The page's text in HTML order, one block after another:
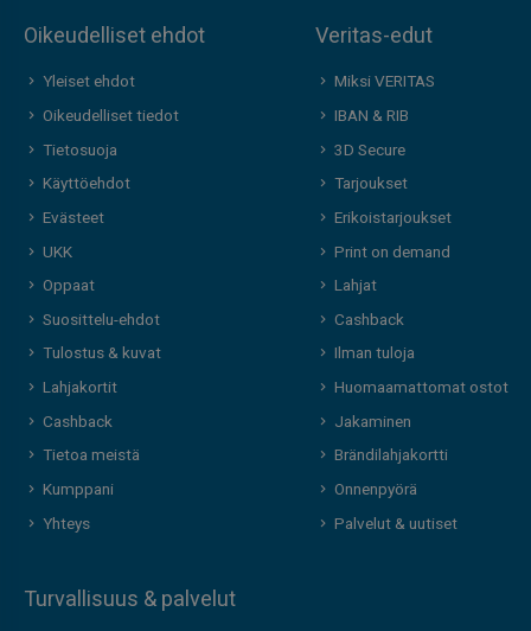
Oikeudelliset ehdot
Yleiset ehdot
Oikeudelliset tiedot
Tietosuoja
Käyttöehdot
Evästeet
UKK
Oppaat
Suosittelu-ehdot
Tulostus & kuvat
Lahjakortit
Cashback
Tietoa meistä
Kumppani
Yhteys
Veritas-edut
Miksi VERITAS
IBAN & RIB
3D Secure
Tarjoukset
Erikoistarjoukset
Print on demand
Lahjat
Cashback
Ilman tuloja
Huomaamattomat ostot
Jakaminen
Brändilahjakortti
Onnenpyörä
Palvelut & uutiset
Turvallisuus & palvelut